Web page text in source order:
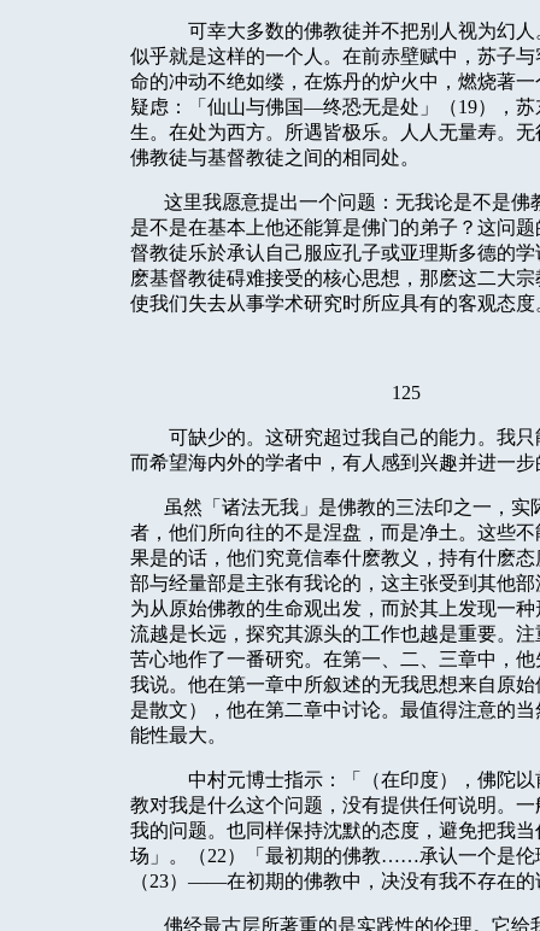
可幸大多数的佛教徒并不把别人视为幻
似乎就是这样的一个人。在前赤壁赋中，苏子
命的冲动不绝如缕，在炼丹的炉火中，燃烧著
疑虑：「仙山与佛国—终恐无是处」（19），
生。在处为西方。所遇皆极乐。人人无量寿。
佛教徒与基督教徒之间的相同处。
这里我愿意提出一个问题：无我论是不是
是不是在基本上他还能算是佛门的弟子？这问
督教徒乐於承认自己服应孔子或亚理斯多德的
麽基督教徒碍难接受的核心思想，那麽这二大
使我们失去从事学术研究时所应具有的客观态
125
可缺少的。这研究超过我自己的能力。我
而希望海内外的学者中，有人感到兴趣并进一步
虽然「诸法无我」是佛教的三法印之一，
者，他们所向往的不是涅盘，而是净土。这些
果是的话，他们究竟信奉什麽教义，持有什麽
部与经量部是主张有我论的，这主张受到其他
为从原始佛教的生命观出发，而於其上发现一
流越是长远，探究其源头的工作也越是重要。
苦心地作了一番研究。在第一、二、三章中，
我说。他在第一章中所叙述的无我思想来自原
是散文），他在第二章中讨论。最值得注意的
能性最大。
中村元博士指示：「（在印度），佛陀
教对我是什么这个问题，没有提供任何说明。
我的问题。也同样保持沈默的态度，避免把我
场」。（22）「最初期的佛教……承认一个是伦
（23）——在初期的佛教中，决没有我不存在的
佛经最古层所著重的是实践性的伦理。它